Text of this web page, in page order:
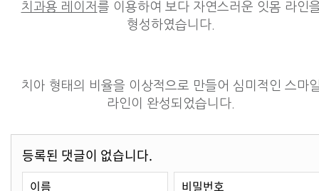
치과용 레이저 를 이용하여 보다 자연스러운 잇몸 라인
형성하였습니다.
치아 형태의 비율을 이상적으로 만들어 심미적인 스마
라인이 완성되었습니다.
등록된 댓글이 없습니다.